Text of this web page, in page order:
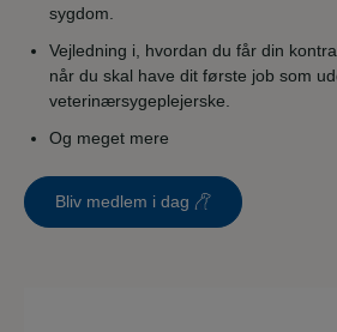
sygdom.
Vejledning i, hvordan du får din
når du skal have dit første job som
veterinærsygeplejerske.
Og meget mere
Bliv medlem i dag